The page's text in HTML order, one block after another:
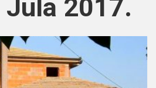
Jula 2017.